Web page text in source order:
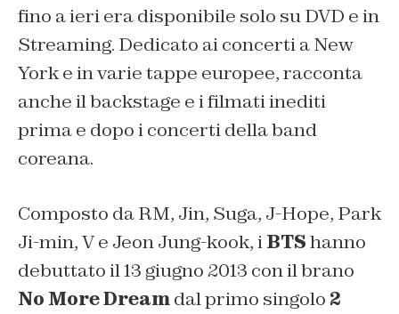
fino a ieri era disponibile solo su DVD e in
Streaming. Dedicato ai concerti a New
York e in varie tappe europee, racconta
anche il backstage e i filmati inediti
prima e dopo i concerti della band
coreana.
Composto da RM, Jin, Suga, J-Hope, Park
Ji-min, V e Jeon Jung-kook, iBTShanno
debuttato il 13 giugno 2013 con il brano
No More Dreamdal primo singolo 2